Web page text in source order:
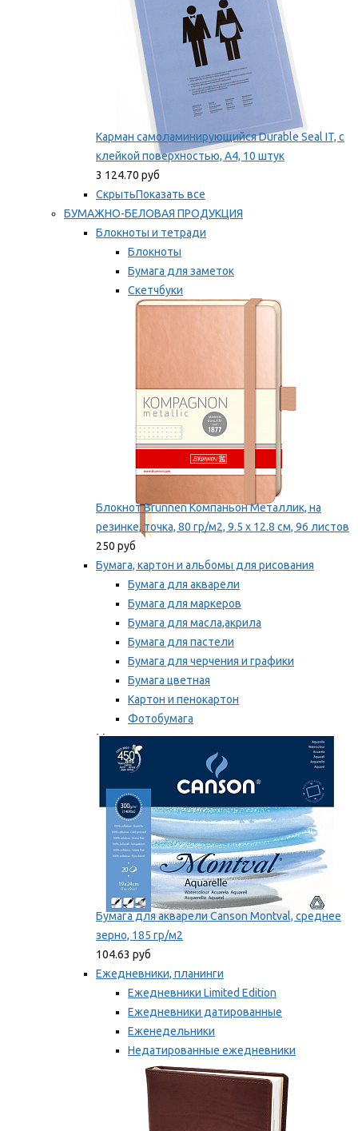
Карман самоламинирующийся Durable Seal IT, с
клейкой поверхностью, A4, 10 штук
3 124.70 руб
СкрытьПоказать все
БУМАЖНО-БЕЛОВАЯ ПРОДУКЦИЯ
Блокноты и тетради
Блокноты
Бумага для заметок
Скетчбуки
Тетради
Блокнот Brunnen Компаньон Металлик, на
резинке, точка, 80 гр/м2, 9.5 х 12.8 см, 96 листов
250 руб
Бумага, картон и альбомы для рисования
Бумага для акварели
Бумага для маркеров
Бумага для масла,акрила
Бумага для пастели
Бумага для черчения и графики
Бумага цветная
Картон и пенокартон
Фотобумага
Мы рекомендуем
Бумага для акварели Canson Montval, среднее
зерно, 185 гр/м2
104.63 руб
Ежедневники, планинги
Ежедневники Limited Edition
Ежедневники датированные
Еженедельники
Недатированные ежедневники
Планинги
Мы рекомендуем